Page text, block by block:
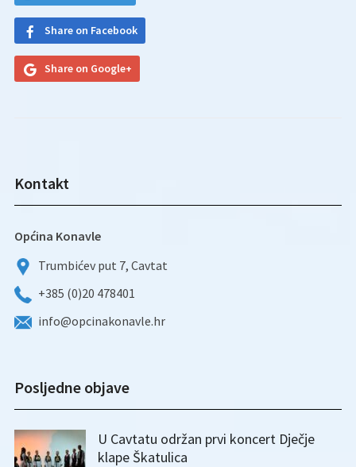
Share on Facebook
Share on Google+
Kontakt
Općina Konavle
Trumbićev put 7, Cavtat
+385 (0)20 478401
info@opcinakonavle.hr
Posljedne objave
U Cavtatu održan prvi koncert Dječje
klape Škatulica